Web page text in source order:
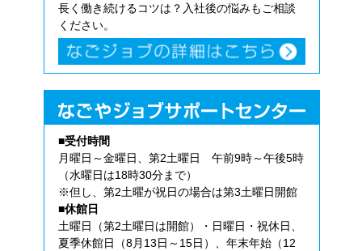
長く働き続けるコツは？入社後の悩みもご相談
ください。
■受付時間
月曜日～金曜日、第2土曜日 午前9時～午後5時
（水曜日は18時30分まで）
※但し、第2土曜が祝日の場合は第3土曜日開館
■休館日
土曜日（第2土曜日は開館）・日曜日・祝休日、
夏季休館日（8月13日～15日）、年末年始（12